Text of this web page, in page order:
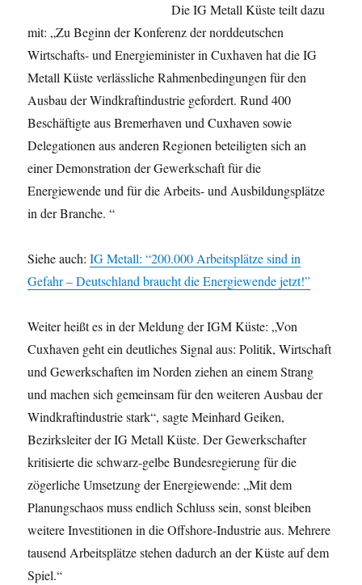
Die IG Metall Küste teilt dazu
mit: „Zu Beginn der Konferenz der norddeutschen
Wirtschafts- und Energieminister in Cuxhaven hat die IG
Metall Küste verlässliche Rahmenbedingungen für den
Ausbau der Windkraftindustrie gefordert. Rund 400
Beschäftigte aus Bremerhaven und Cuxhaven sowie
Delegationen aus anderen Regionen beteiligten sich an
einer Demonstration der Gewerkschaft für die
Energiewende und für die Arbeits- und Ausbildungsplätze
in der Branche. “
Siehe auch:IG Metall: “200.000 Arbeitsplätze sind in
Gefahr – Deutschland braucht die Energiewende jetzt!”
Weiter heißt es in der Meldung der IGM Küste: „Von
Cuxhaven geht ein deutliches Signal aus: Politik, Wirtschaft
und Gewerkschaften im Norden ziehen an einem Strang
und machen sich gemeinsam für den weiteren Ausbau der
Windkraftindustrie stark“, sagte Meinhard Geiken,
Bezirksleiter der IG Metall Küste. Der Gewerkschafter
kritisierte die schwarz-gelbe Bundesregierung für die
zögerliche Umsetzung der Energiewende: „Mit dem
Planungschaos muss endlich Schluss sein, sonst bleiben
weitere Investitionen in die Offshore-Industrie aus. Mehrere
tausend Arbeitsplätze stehen dadurch an der Küste auf dem
Spiel.“